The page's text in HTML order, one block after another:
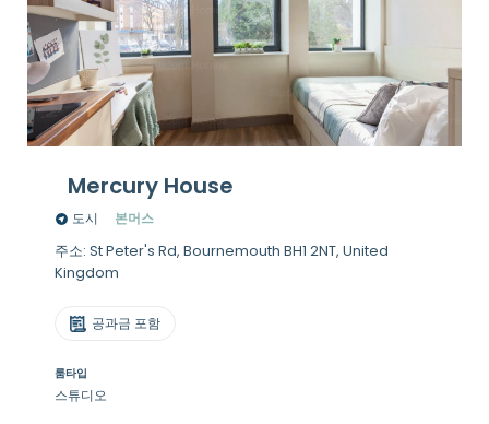
Mercury House
도시 본머스
주소: St Peter's Rd, Bournemouth BH1 2NT, United
Kingdom
공과금 포함
룸타입
스튜디오